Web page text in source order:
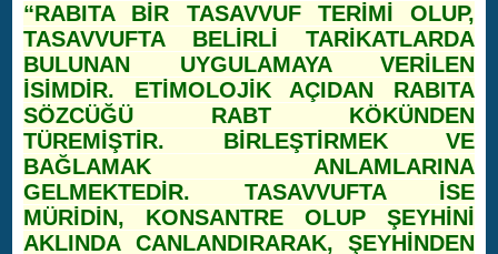
“RABITA BİR TASAVVUF TERİMİ OLUP,
TASAVVUFTA BELİRLİ TARİKATLARDA
BULUNAN UYGULAMAYA VERİLEN
İSİMDİR. ETİMOLOJİK AÇIDAN RABITA
SÖZCÜĞÜ RABT KÖKÜNDEN
TÜREMİŞTİR. BİRLEŞTİRMEK VE
BAĞLAMAK ANLAMLARINA
GELMEKTEDİR. TASAVVUFTA İSE
MÜRİDİN, KONSANTRE OLUP ŞEYHİNİ
AKLINDA CANLANDIRARAK, ŞEYHİNDEN